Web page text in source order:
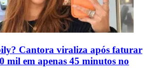
Cantora viraliza após faturar
mil em apenas 45 minutos no